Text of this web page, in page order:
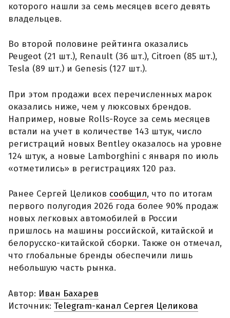
которого нашли за семь месяцев всего девять
владельцев.
Во второй половине рейтинга оказались
Peugeot (21 шт.), Renault (36 шт.), Citroen (85 шт.),
Tesla (89 шт.) и Genesis (127 шт.).
При этом продажи всех перечисленных марок
оказались ниже, чем у люксовых брендов.
Например, новые Rolls-Royce за семь месяцев
встали на учет в количестве 143 штук, число
регистраций новых Bentley оказалось на уровне
124 штук, а новые Lamborghini с января по июль
«отметились» в регистрациях 120 раз.
Ранее Сергей Целиков сообщил, что по итогам
первого полугодия 2026 года более 90% продаж
новых легковых автомобилей в России
пришлось на машины российской, китайской и
белорусско-китайской сборки. Также он отмечал,
что глобальные бренды обеспечили лишь
небольшую часть рынка.
Автор: Иван Бахарев
Источник: Telegram-канал Сергея Целикова